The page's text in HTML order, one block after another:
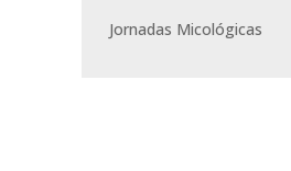
Jornadas Micológicas